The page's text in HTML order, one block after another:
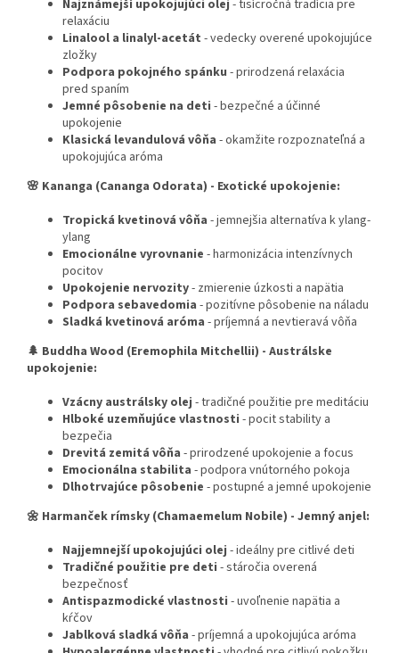
Najznámejší upokojujúci olej - tisícročná tradícia pre
relaxáciu
Linalool a linalyl-acetát - vedecky overené upokojujúce
zložky
Podpora pokojného spánku - prirodzená relaxácia
pred spaním
Jemné pôsobenie na deti - bezpečné a účinné
upokojenie
Klasická levandulová vôňa - okamžite rozpoznateľná a
upokojujúca aróma
🌸 Kananga (Cananga Odorata) - Exotické upokojenie:
Tropická kvetinová vôňa - jemnejšia alternatíva k ylang-
ylang
Emocionálne vyrovnanie - harmonizácia intenzívnych
pocitov
Upokojenie nervozity- zmierenie úzkosti a napätia
Podpora sebavedomia - pozitívne pôsobenie na náladu
Sladká kvetinová aróma - príjemná a nevtieravá vôňa
🌲 Buddha Wood (Eremophila Mitchellii) - Austrálske
upokojenie:
Vzácny austrálsky olej - tradičné použitie pre meditáciu
Hlboké uzemňujúce vlastnosti - pocit stability a
bezpečia
Drevitá zemitá vôňa - prirodzené upokojenie a focus
Emocionálna stabilita - podpora vnútorného pokoja
Dlhotrvajúce pôsobenie - postupné a jemné upokojenie
🌼 Harmanček rímsky (Chamaemelum Nobile) - Jemný anjel:
Najjemnejší upokojujúci olej - ideálny pre citlivé deti
Tradičné použitie pre deti - stáročia overená
bezpečnosť
Antispazmodické vlastnosti - uvoľnenie napätia a
kŕčov
Jablková sladká vôňa - príjemná a upokojujúca aróma